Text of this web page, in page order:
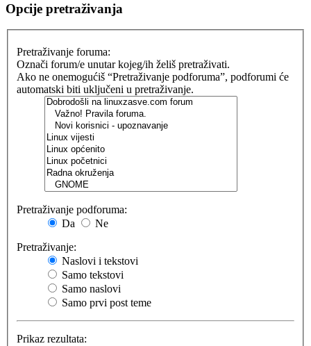
Opcije pretraživanja
Pretraživanje foruma:
Označi forum/e unutar kojeg/ih želiš pretraživati.
Ako ne onemogućiš “Pretraživanje podforuma”, podforumi će
automatski biti uključeni u pretraživanje.
Pretraživanje podforuma:
Da
Ne
Pretraživanje:
Naslovi i tekstovi
Samo tekstovi
Samo naslovi
Samo prvi post teme
Prikaz rezultata: